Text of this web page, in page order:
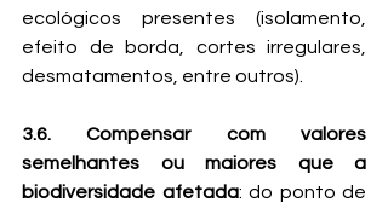
ecológicos presentes (isolamento,
efeito de borda, cortes irregulares,
desmatamentos, entre outros).
3.6. Compensar com valores
semelhantes ou maiores que a
biodiversidade afetada: do ponto de